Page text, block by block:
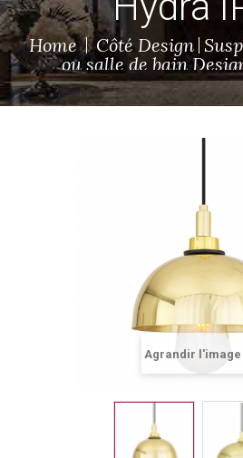
Home Côté Design
ou salle de bain
Agrandir l'image